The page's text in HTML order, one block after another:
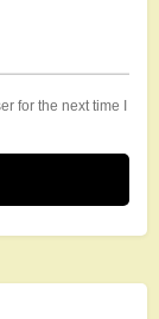
for the next time I